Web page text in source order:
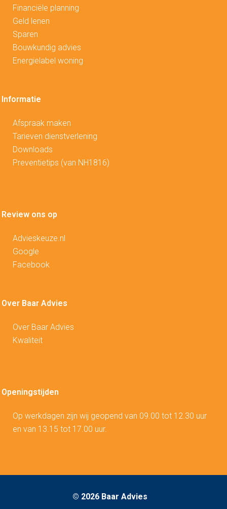
Financiële planning
Geld lenen
Sparen
Bouwkundig advies
Energielabel woning
Informatie
Afspraak maken
Tarieven dienstverlening
Downloads
Preventietips (van NH1816)
Review ons op
Advieskeuze.nl
Google
Facebook
Over Baar Advies
Over Baar Advies
Kwaliteit
Openingstijden
Op werkdagen zijn wij geopend van 09.00 tot 12.30 uur
en van 13.15 tot 17.00 uur.
© 2026 Baar Advies